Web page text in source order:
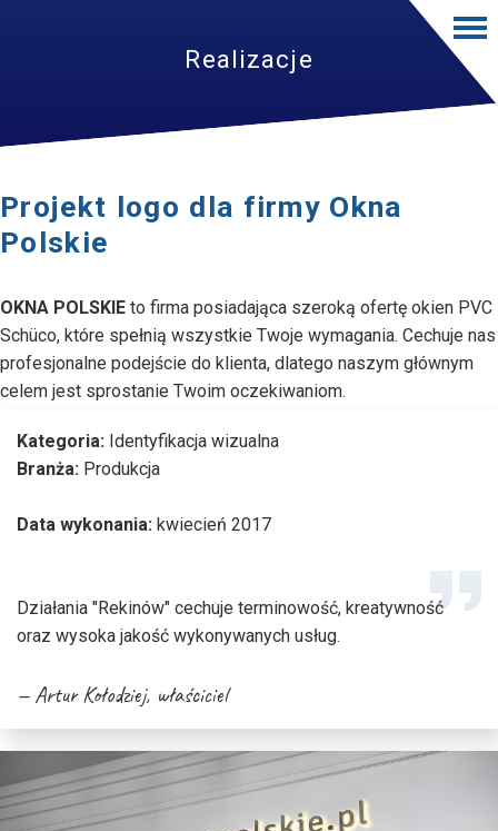
Realizacje
Projekt logo dla firmy Okna
Polskie
OKNA POLSKIE to firma posiadająca szeroką ofertę okien PVC
Schüco, które spełnią wszystkie Twoje wymagania. Cechuje nas
profesjonalne podejście do klienta, dlatego naszym głównym
celem jest sprostanie Twoim oczekiwaniom.
Kategoria: Identyfikacja wizualna
Branża: Produkcja
Data wykonania: kwiecień 2017
Działania "Rekinów" cechuje terminowość, kreatywność
oraz wysoka jakość wykonywanych usług.
Artur Kołodziej, właściciel